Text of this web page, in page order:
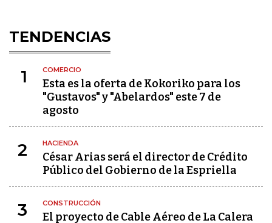
TENDENCIAS
1 COMERCIO
Esta es la oferta de Kokoriko para los
"Gustavos" y "Abelardos" este 7 de
agosto
2 HACIENDA
César Arias será el director de Crédito
Público del Gobierno de la Espriella
3 CONSTRUCCIÓN
El proyecto de Cable Aéreo de La Calera